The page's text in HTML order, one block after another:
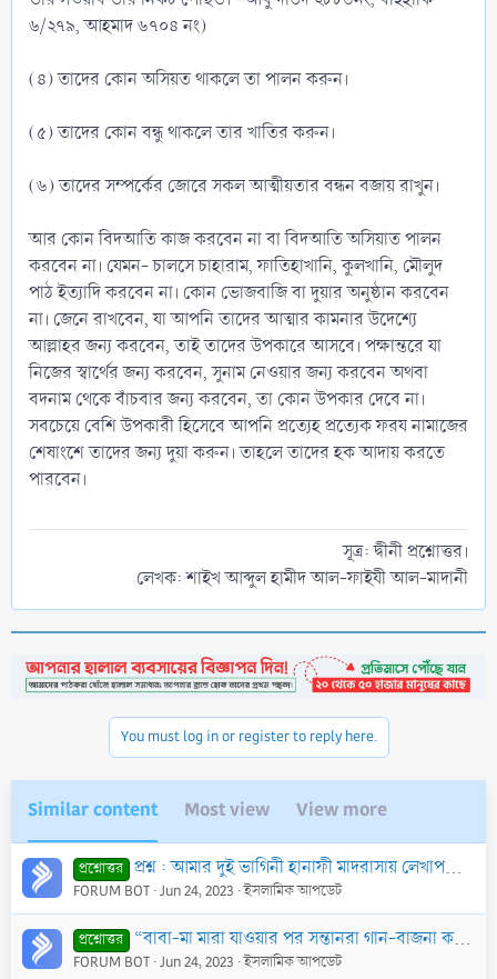
৬/২৭৯, আহমাদ ৬৭০৪ নং)
(৪) তাদের কোন অসিয়ত থাকলে তা পালন করুন।
(৫) তাদের কোন বন্ধু থাকলে তার খাতির করুন।
(৬) তাদের সম্পর্কের জোরে সকল আত্মীয়তার বন্ধন বজায় রাখুন।
আর কোন বিদআতি কাজ করবেন না বা বিদআতি অসিয়াত পালন
করবেন না। যেমন- চালসে চাহারাম, ফাতিহাখানি, কুলখানি, মৌলুদ
পাঠ ইত্যাদি করবেন না। কোন ভোজবাজি বা দুয়ার অনুষ্ঠান করবেন
না। জেনে রাখবেন, যা আপনি তাদের আত্মার কামনার উদেশ্যে
আল্লাহর জন্য করবেন, তাই তাদের উপকারে আসবে। পক্ষান্তরে যা
নিজের স্বার্থের জন্য করবেন, সুনাম নেওয়ার জন্য করবেন অথবা
বদনাম থেকে বাঁচবার জন্য করবেন, তা কোন উপকার দেবে না।
সবচেয়ে বেশি উপকারী হিসেবে আপনি প্রত্যেহ প্রত্যেক ফরয নামাজের
শেষাংশে তাদের জন্য দুয়া করুন। তাহলে তাদের হক আদায় করতে
পারবেন।
সূত্র: দ্বীনী প্রশ্নোত্তর।
লেখক: শাইখ আব্দুল হামীদ আল-ফাইযী আল-মাদানী​
You must log in or register to reply here.
Similar content Most view View more
প্রশ্নোত্তর প্রশ্ন : আমার দুই ভাগিনী হানাফী মাদরাসায় লেখাপড়া করে। আমি তাদের মাদরাসার মাসিক বেতন দেই। কিন্তু তাদের পিতামাতা আহলেহাদীছ লোকদের ছালাত পসন্দ করে না এবং
FORUM BOT Jun 24, 2023 ইসলামিক আপডেট
প্রশ্নোত্তর “বাবা-মা মারা যাওয়ার পর সন্তানরা গান-বাজনা করলে তাদের কবরের আজাব বৃদ্ধি পায়” এ কথা কি সঠিক?
FORUM BOT Jun 24, 2023 ইসলামিক আপডেট